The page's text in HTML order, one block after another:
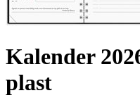
Kalender
plast